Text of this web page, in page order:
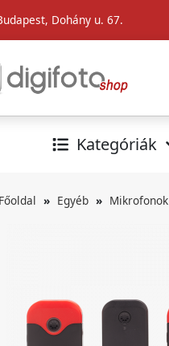
Dohány u. 67.
Kategóriák
Főoldal Egyéb Mikrofonok